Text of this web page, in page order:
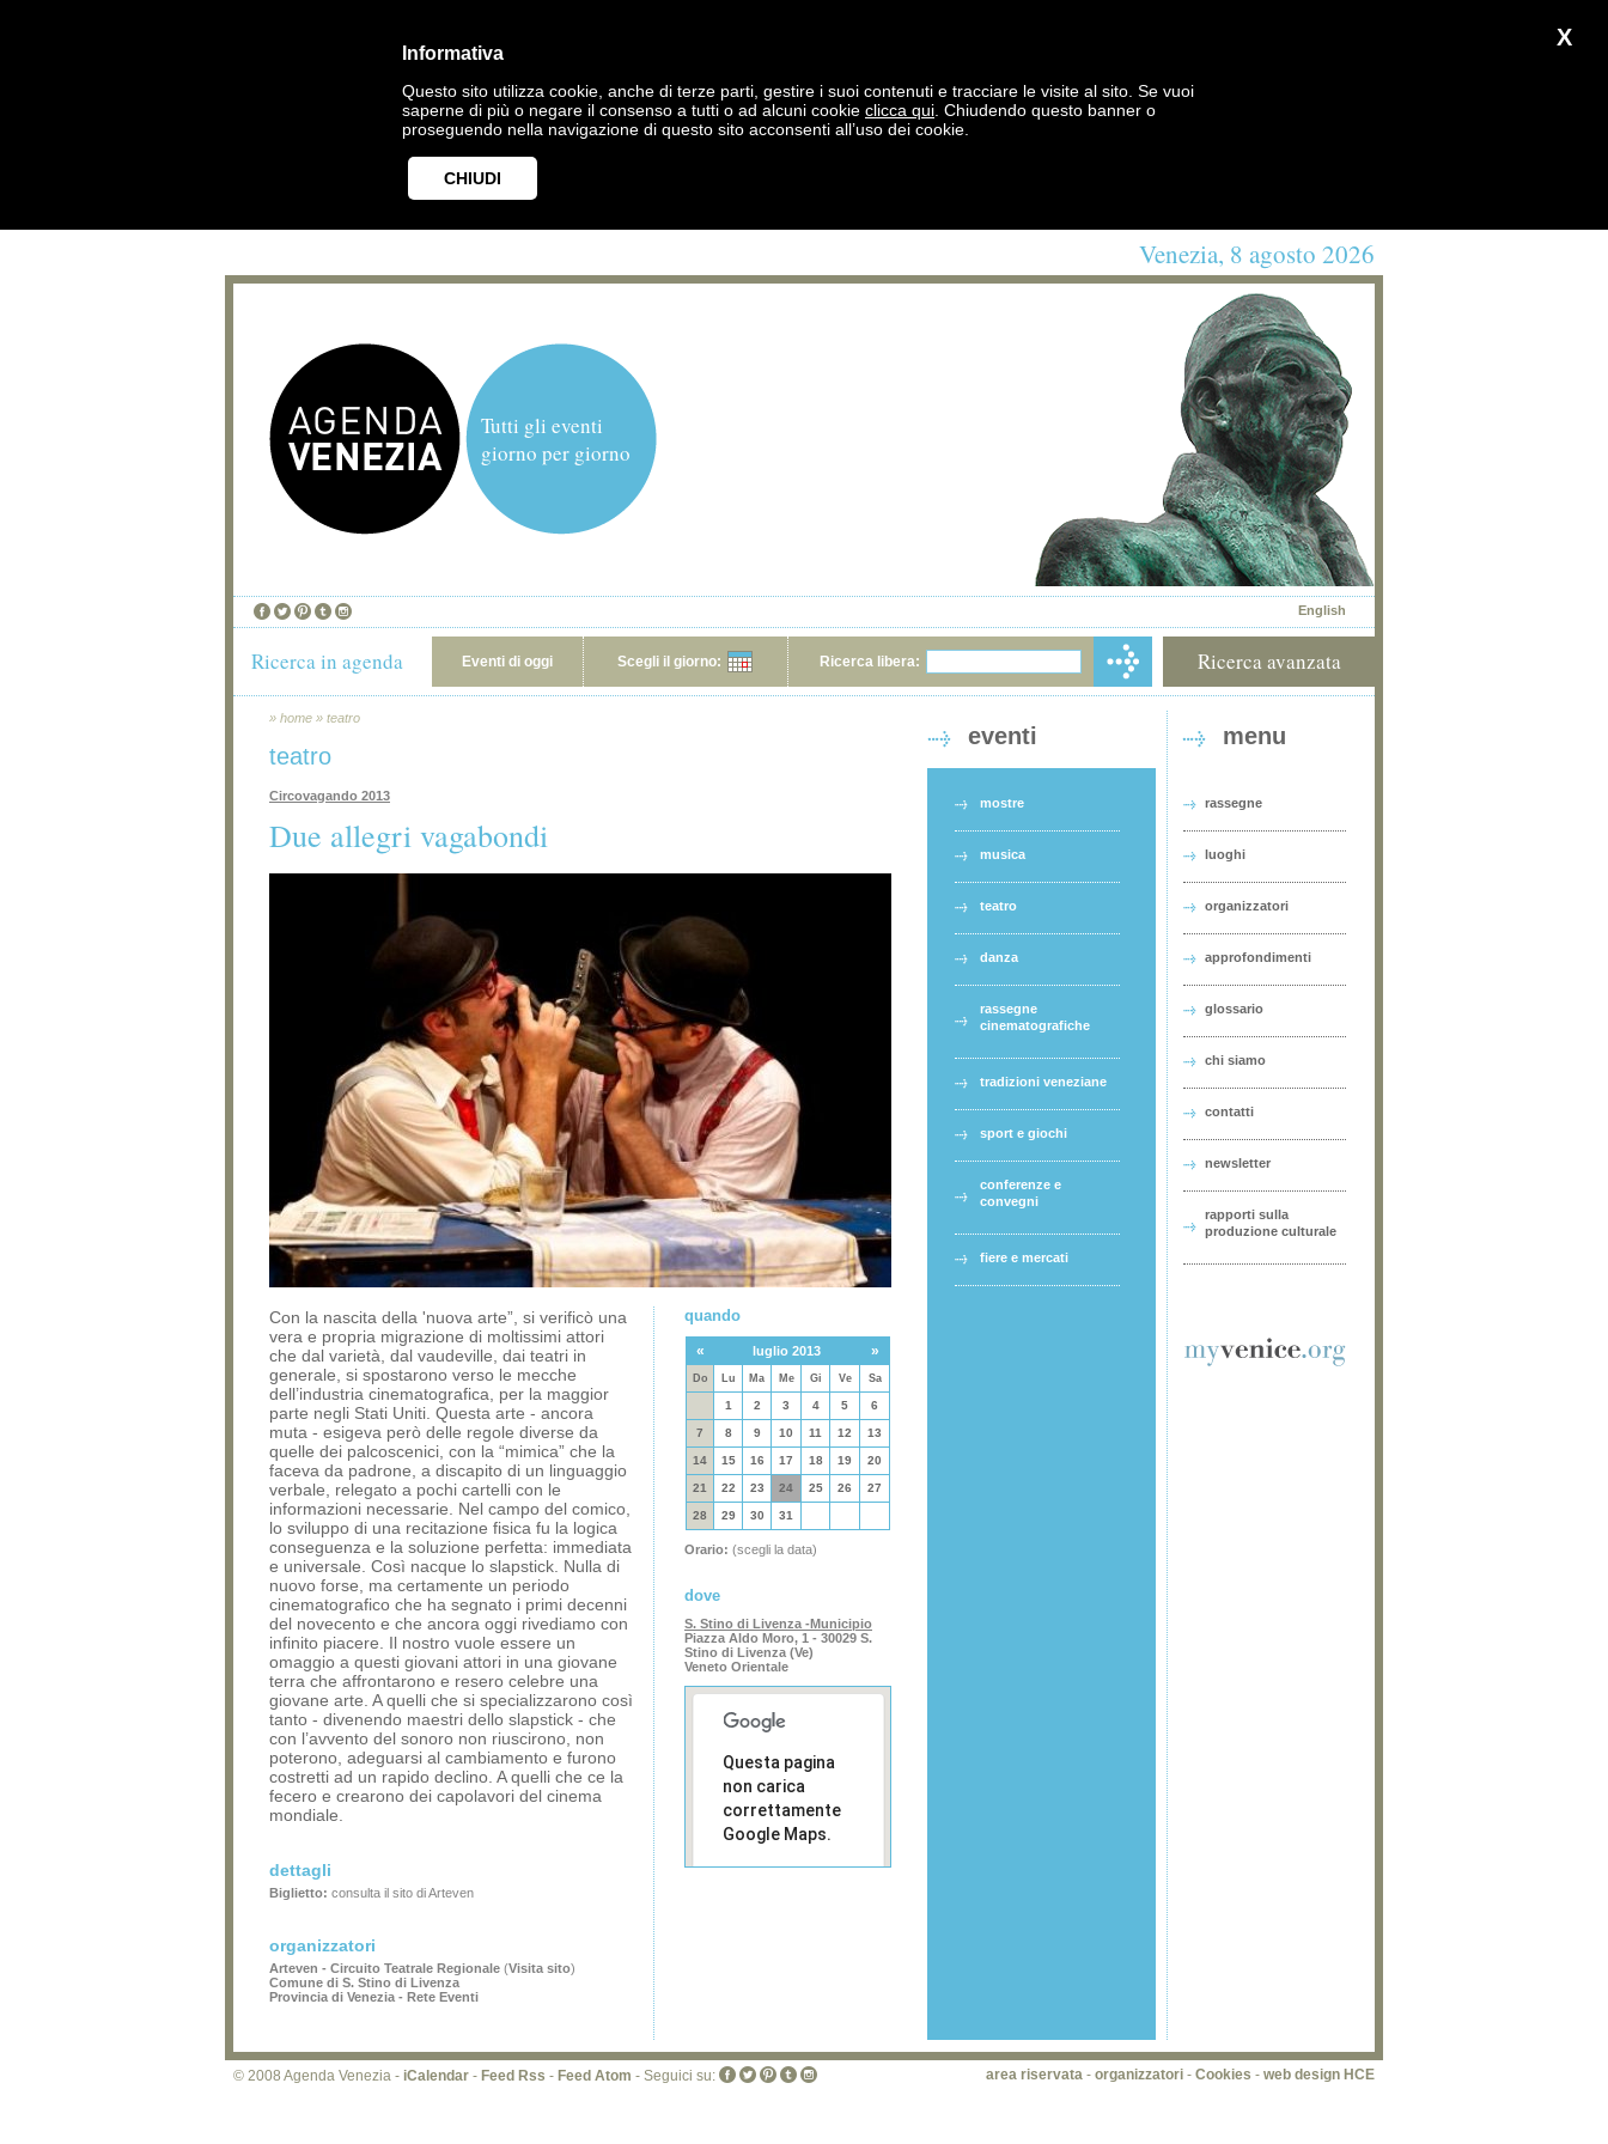
X
Informativa
Questo sito utilizza cookie, anche di terze parti, gestire i suoi contenuti e tracciare le visite al sito. Se vuoi
saperne di più o negare il consenso a tutti o ad alcuni cookie clicca qui . Chiudendo questo banner o
proseguendo nella navigazione di questo sito acconsenti all’uso dei cookie.
CHIUDI
Venezia, 8 agosto 2026
Tutti gli eventi
giorno per giorno
English
Ricerca in agenda Eventi di oggi Scegli il giorno: Ricerca libera: Ricerca avanzata
» home » teatro
teatro
Circovagando 2013
Due allegri vagabondi
Con la nascita della 'nuova arte”, si verificò una
vera e propria migrazione di moltissimi attori
che dal varietà, dal vaudeville, dai teatri in
generale, si spostarono verso le mecche
dell’industria cinematografica, per la maggior
parte negli Stati Uniti. Questa arte - ancora
muta - esigeva però delle regole diverse da
quelle dei palcoscenici, con la “mimica” che la
faceva da padrone, a discapito di un linguaggio
verbale, relegato a pochi cartelli con le
informazioni necessarie. Nel campo del comico,
lo sviluppo di una recitazione fisica fu la logica
conseguenza e la soluzione perfetta: immediata
e universale. Così nacque lo slapstick. Nulla di
nuovo forse, ma certamente un periodo
cinematografico che ha segnato i primi decenni
del novecento e che ancora oggi rivediamo con
infinito piacere. Il nostro vuole essere un
omaggio a questi giovani attori in una giovane
terra che affrontarono e resero celebre una
giovane arte. A quelli che si specializzarono così
tanto - divenendo maestri dello slapstick - che
con l’avvento del sonoro non riuscirono, non
poterono, adeguarsi al cambiamento e furono
costretti ad un rapido declino. A quelli che ce la
fecero e crearono dei capolavori del cinema
mondiale.
dettagli
Biglietto: consulta il sito di Arteven
organizzatori
Arteven - Circuito Teatrale Regionale (Visita sito)
Comune di S. Stino di Livenza
Provincia di Venezia - Rete Eventi
quando
« luglio 2013 »
Do Lu Ma Me Gi Ve Sa
1 2 3 4 5 6
7 8 9 10 11 12 13
14 15 16 17 18 19 20
21 22 23 24 25 26 27
28 29 30 31
Orario: (scegli la data)
dove
S. Stino di Livenza -Municipio
Piazza Aldo Moro, 1 - 30029 S.
Stino di Livenza (Ve)
Veneto Orientale
Questa pagina
non carica
correttamente
Google Maps.
eventi
mostre
musica
teatro
danza
rassegne
cinematografiche
tradizioni veneziane
sport e giochi
conferenze e
convegni
fiere e mercati
menu
rassegne
luoghi
organizzatori
approfondimenti
glossario
chi siamo
contatti
newsletter
rapporti sulla
produzione culturale
area riservata - organizzatori - Cookies - web design HCE
© 2008 Agenda Venezia - iCalendar - Feed Rss - Feed Atom - Seguici su: